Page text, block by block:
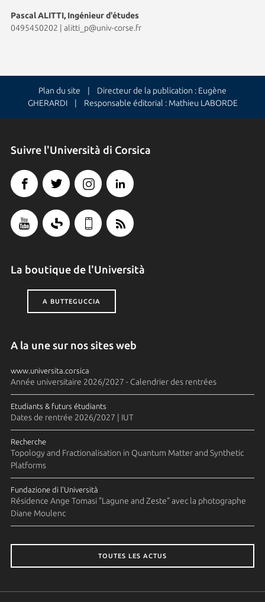
Pascal ALITTI, Ingénieur d'études
0495450202
alitti_p@univ-corse.fr
Plan du site | Directeur de la publication : Eugène
GHERARDI | Responsable éditorial : Mathieu LABORDE
Suivre l'Università di Corsica
La boutique de l'Università
A BUTTEGUCCIA
A la une sur nos sites web
www.universita.corsica
Année universitaire 2026/2027 - Calendrier des rentrées
Etudiants & futurs étudiants
Dates de rentrée 2026/2027 | IUT
Recherche
Topology and Fractionalisation in Quantum Matter and Synthetic
Platforms
Fundazione di l'Università
Résidence Ange Tomasi "Lagune and Zeste" avec la photographe
Diane Moulenc
TOUTES LES ACTUS